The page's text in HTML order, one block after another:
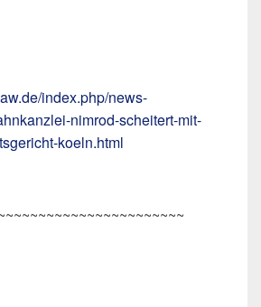
index.php/news-
nimrod-scheitert-mit-
koeln.html